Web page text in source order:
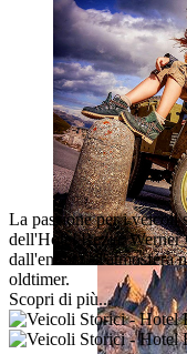
Booking
Online
La passione per i veicoli
dell'Hotel Rezia, Werner
dall'entrata - l'atmosfera
oldtimer.
Scopri di più...